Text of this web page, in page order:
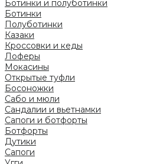
Ботинки и полуботинки
Ботинки
Полуботинки
Казаки
Кроссовки и кеды
Лоферы
Мокасины
Открытые туфли
Босоножки
Сабо и мюли
Сандалии и вьетнамки
Сапоги и ботфорты
Ботфорты
Дутики
Сапоги